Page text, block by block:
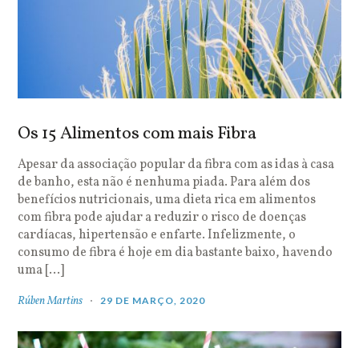
Os 15 Alimentos com mais Fibra
Apesar da associação popular da fibra com as idas à casa
de banho, esta não é nenhuma piada. Para além dos
benefícios nutricionais, uma dieta rica em alimentos
com fibra pode ajudar a reduzir o risco de doenças
cardíacas, hipertensão e enfarte. Infelizmente, o
consumo de fibra é hoje em dia bastante baixo, havendo
uma […]
Rúben Martins 29 DE MARÇO, 2020